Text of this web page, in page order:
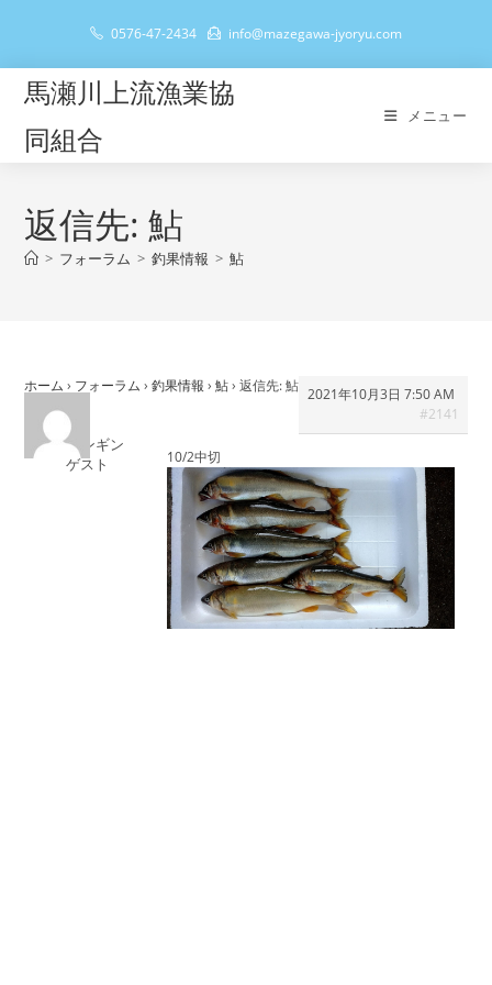
テ
0576-47-2434 info@mazegawa-jyoryu.com
馬瀬川上流漁業協
同組合
メニュー
返信先: 鮎
> フォーラム > 釣果情報 > 鮎
ホーム › フォーラム › 釣果情報 › 鮎 › 返信先: 鮎 2021年10月3日 7:50 AM
#2141
追星ギンギン
ゲスト
10/2中切